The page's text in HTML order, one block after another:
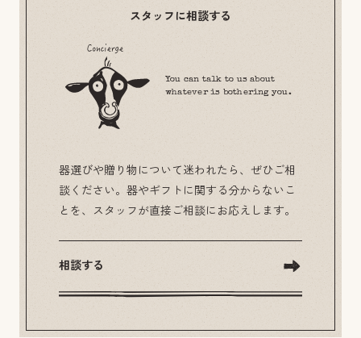
スタッフに相談する
You can talk to us about
whatever is bothering you.
器選びや贈り物について迷われたら、ぜひご相
談ください。器やギフトに関する分からないこ
とを、スタッフが直接ご相談にお応えします。
相談する